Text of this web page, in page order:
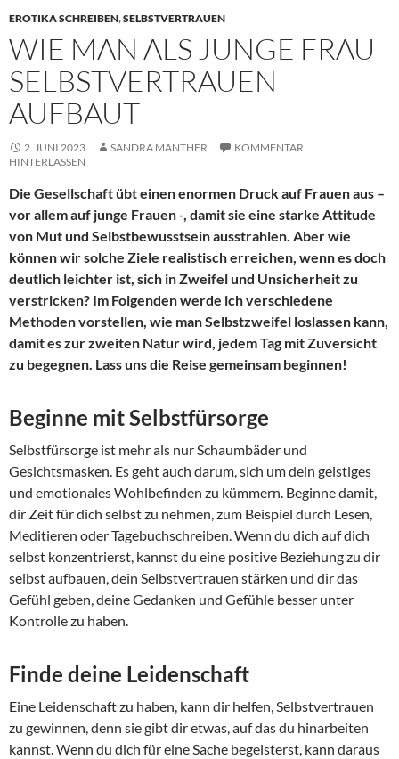
EROTIKA SCHREIBEN,SELBSTVERTRAUEN
WIE MAN ALS JUNGE FRAU
SELBSTVERTRAUEN
AUFBAUT
2. JUNI 2023 SANDRA MANTHER
KOMMENTAR
HINTERLASSEN
Die Gesellschaft übt einen enormen Druck auf Frauen aus –
vor allem auf junge Frauen -, damit sie eine starke Attitude
von Mut und Selbstbewusstsein ausstrahlen. Aber wie
können wir solche Ziele realistisch erreichen, wenn es doch
deutlich leichter ist, sich in Zweifel und Unsicherheit zu
verstricken? Im Folgenden werde ich verschiedene
Methoden vorstellen, wie man Selbstzweifel loslassen kann,
damit es zur zweiten Natur wird, jedem Tag mit Zuversicht
zu begegnen. Lass uns die Reise gemeinsam beginnen!
Beginne mit Selbstfürsorge
Selbstfürsorge ist mehr als nur Schaumbäder und
Gesichtsmasken. Es geht auch darum, sich um dein geistiges
und emotionales Wohlbefinden zu kümmern. Beginne damit,
dir Zeit für dich selbst zu nehmen, zum Beispiel durch Lesen,
Meditieren oder Tagebuchschreiben. Wenn du dich auf dich
selbst konzentrierst, kannst du eine positive Beziehung zu dir
selbst aufbauen, dein Selbstvertrauen stärken und dir das
Gefühl geben, deine Gedanken und Gefühle besser unter
Kontrolle zu haben.
Finde deine Leidenschaft
Eine Leidenschaft zu haben, kann dir helfen, Selbstvertrauen
zu gewinnen, denn sie gibt dir etwas, auf das du hinarbeiten
kannst. Wenn du dich für eine Sache begeisterst, kann daraus